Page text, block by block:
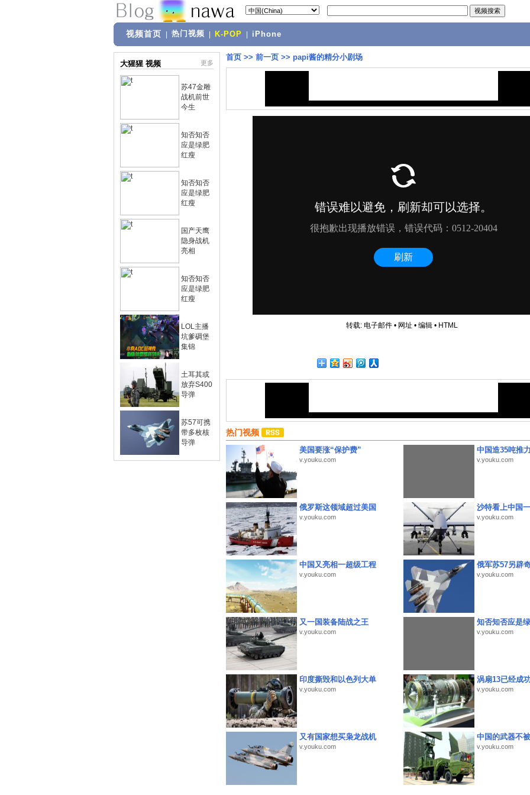
视频首页 热门视频 K-POP iPhone
大猩猩 视频 更多
苏47金雕
战机前世
今生
知否知否
应是绿肥
红瘦
知否知否
应是绿肥
红瘦
国产天鹰
隐身战机
亮相
知否知否
应是绿肥
红瘦
LOL主播
坑爹碉堡
集锦
土耳其或
放弃S400
导弹
苏57可携
带多枚核
导弹
首页 >> 前一页 >> papi酱的精分小剧场
转载: 电子邮件• 网址 • 编辑• HTML
热门视频
美国要涨“保护费”
v.youku.com
中国造35吨推
v.youku.com
俄罗斯这领域超过美国
v.youku.com
沙特看上中国
v.youku.com
中国又亮相一超级工程
v.youku.com
俄军苏57另辟
v.youku.com
又一国装备陆战之王
v.youku.com
知否知否应是
v.youku.com
印度撕毁和以色列大单
v.youku.com
涡扇13已经成
v.youku.com
又有国家想买枭龙战机
v.youku.com
中国的武器不
v.youku.com